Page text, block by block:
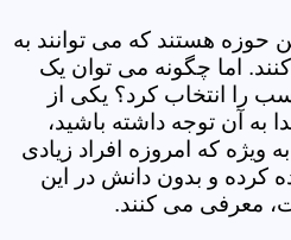
حوزه هستند که می توانند به
اما چگونه می توان یک
را انتخاب کرد؟ یکی از
به آن توجه داشته باشید،
که امروزه افراد زیادی
کرده و بدون دانش در این
معرفی می کنند.